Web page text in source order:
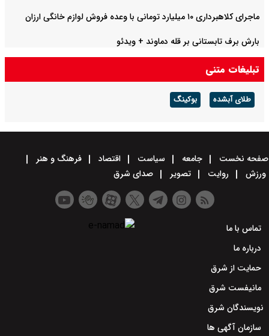
ماجرای کلاهبرداری ۱۰ میلیارد تومانی با وعده فروش لوازم خانگی ارزان
بارش برف تابستانی بر قله دماوند + ویدئو
تبلیغات متنی
طلای آبشده بوکینگ
صفحه نخست جامعه سیاست اقتصاد
فرهنگ و هنر
ورزش
روایت تصویر صدای شرق
تماس با ما
درباره ما
حمایت از شرق
مانیفست شرق
نویسندگان شرق
سازمان آگهی ها